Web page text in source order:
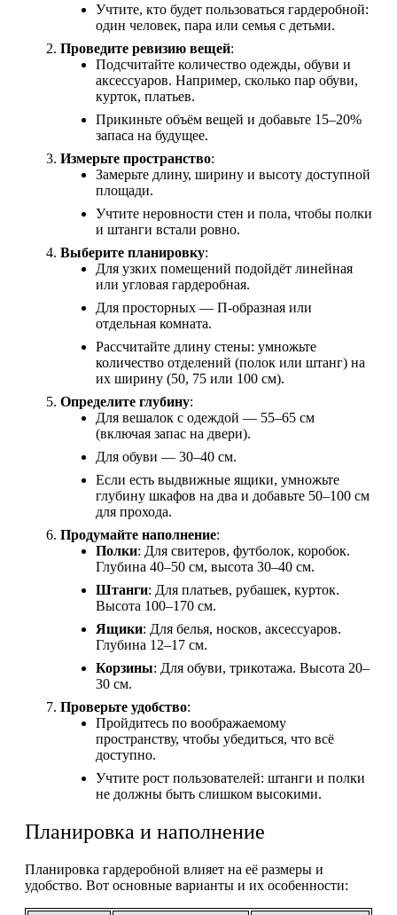
Учтите, кто будет пользоваться гардеробной:
один человек, пара или семья с детьми.
Проведите ревизию вещей:
Подсчитайте количество одежды, обуви и
аксессуаров. Например, сколько пар обуви,
курток, платьев.
Прикиньте объём вещей и добавьте 15–20%
запаса на будущее.
Измерьте пространство:
Замерьте длину, ширину и высоту доступной
площади.
Учтите неровности стен и пола, чтобы полки
и штанги встали ровно.
Выберите планировку:
Для узких помещений подойдёт линейная
или угловая гардеробная.
Для просторных — П-образная или
отдельная комната.
Рассчитайте длину стены: умножьте
количество отделений (полок или штанг) на
их ширину (50, 75 или 100 см).
Определите глубину:
Для вешалок с одеждой — 55–65 см
(включая запас на двери).
Для обуви — 30–40 см.
Если есть выдвижные ящики, умножьте
глубину шкафов на два и добавьте 50–100 см
для прохода.
Продумайте наполнение:
Полки: Для свитеров, футболок, коробок.
Глубина 40–50 см, высота 30–40 см.
Штанги: Для платьев, рубашек, курток.
Высота 100–170 см.
Ящики: Для белья, носков, аксессуаров.
Глубина 12–17 см.
Корзины: Для обуви, трикотажа. Высота 20–
30 см.
Проверьте удобство:
Пройдитесь по воображаемому
пространству, чтобы убедиться, что всё
доступно.
Учтите рост пользователей: штанги и полки
не должны быть слишком высокими.
Планировка и наполнение
Планировка гардеробной влияет на её размеры и
удобство. Вот основные варианты и их особенности: